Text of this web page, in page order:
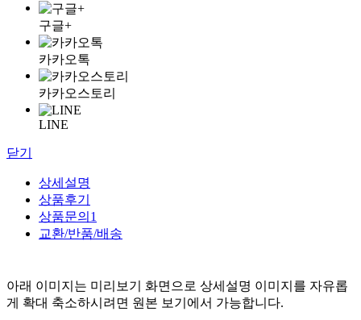
구글+
카카오톡
카카오스토리
LINE
닫기
상세설명
상품후기
상품문의 1
교환/반품/배송
아래 이미지는 미리보기 화면으로 상세설명 이미지를 자유롭
게 확대 축소하시려면 원본 보기에서 가능합니다.